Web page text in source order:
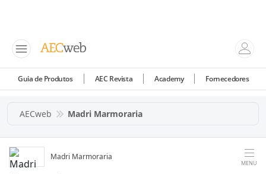
Guia de Produtos AEC Revista Academy Fornecedores
AECweb Madri Marmoraria
Madri Marmoraria
MENU